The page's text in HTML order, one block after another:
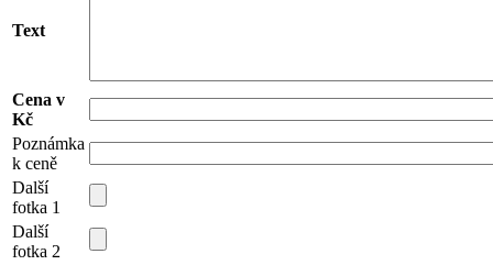
Text
Cena v
Kč
Poznámka
k ceně
Další
fotka 1
Další
fotka 2